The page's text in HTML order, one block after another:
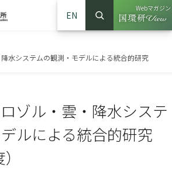
EN
サイト内検索
検索
Webマガジン
（別ウイ
水システムの観測・モデルによる統合的研究
ゾル・雲・降水システ
ルによる統合的研究